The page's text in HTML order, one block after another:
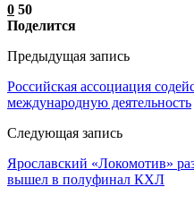
0 50
Поделится
Предыдущая запись
Российская ассоциация
международную деятельность
Следующая запись
Ярославский «Локомотив»
вышел в полуфинал КХЛ